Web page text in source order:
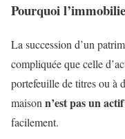
Pourquoi
La succession d’un
compliquée que celle
portefeuille de titres ou à
maison n’est pas un
facilement.